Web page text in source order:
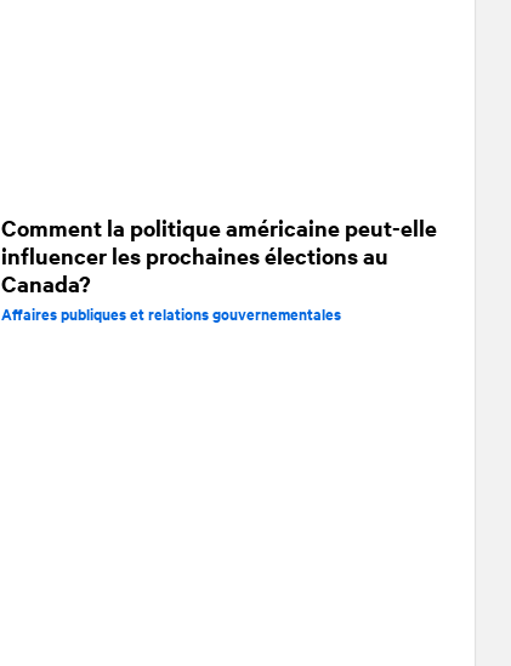
Comment la politique américaine peut-elle
influencer les prochaines élections au
Canada?
Affaires publiques et relations gouvernementales